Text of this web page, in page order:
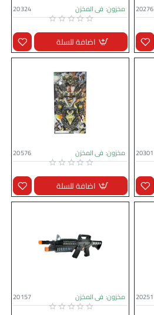
20276 مخزون: فى المخزن 20324
اضافة للسلة
20301 مخزون: فى المخزن 20576
اضافة للسلة
20251 مخزون: فى المخزن 20157